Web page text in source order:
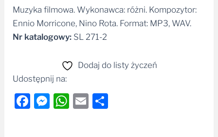
Alternative:
Muzyka filmowa. Wykonawca: różni. Kompozytor:
Ennio Morricone, Nino Rota. Format: MP3, WAV.
Nr katalogowy: SL 271-2
Dodaj do listy życzeń
Udostępnij na:
Facebook
Messenger
WhatsApp
Email